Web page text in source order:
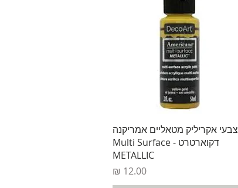
תצוגה מהירה
צבעי אקריליק מטאליים אמריקנה
דקוארטרט - Multi Surface
METALLIC
מחיר